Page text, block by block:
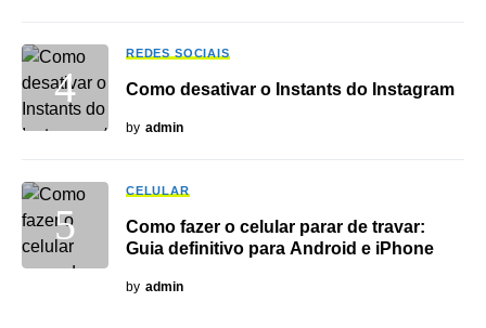
REDES SOCIAIS
Como desativar o Instants do Instagram
by admin
CELULAR
Como fazer o celular parar de travar:
Guia definitivo para Android e iPhone
by admin